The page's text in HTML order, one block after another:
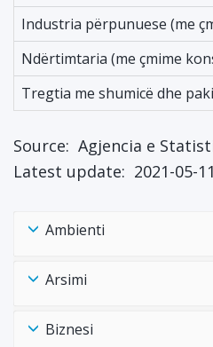
Industria përpunuese (me
Ndërtimtaria (me çmime
Tregtia me shumicë dhe
Source: Agjencia e
Latest update: 2021-05-11
Ambienti
Arsimi
Biznesi